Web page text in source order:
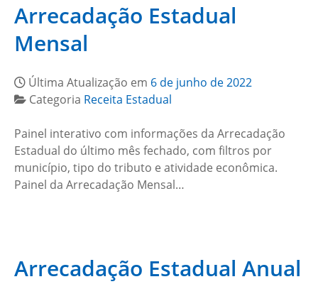
Arrecadação Estadual
Mensal
Última Atualização em 6 de junho de 2022
Categoria Receita Estadual
Painel interativo com informações da Arrecadação
Estadual do último mês fechado, com filtros por
município, tipo do tributo e atividade econômica.
Painel da Arrecadação Mensal…
Arrecadação Estadual Anual